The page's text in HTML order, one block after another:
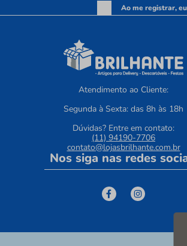
Ao me registrar,
Atendimento ao Cliente:
Segunda à Sexta: das 8h às 18h
Dúvidas? Entre em contato:
(11) 94190-7706
contato@lojasbrilhante.com.br
Nos siga nas redes